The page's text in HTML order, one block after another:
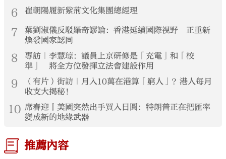
6 崔朝陽履新紫荊文化集團總經理
7
葉劉淑儀反駁羅奇謬論：香港延續國際視野 正重新
煥發國家認同
8
專訪｜李慧琼：議員上京研修是「充電」和「校
準」 將全方位發揮立法會建設作用
9
（有片）街訪｜月入10萬在港算「窮人」？港人每月
收支大揭秘！
10 席春迎丨美國突然出手買入日圓：特朗普正在把匯率
變成新的地緣武器
推薦內容